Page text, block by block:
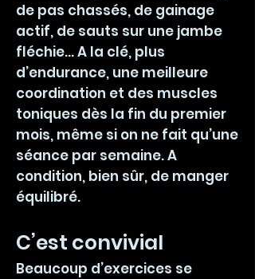
de pas chassés, de gainage
actif, de sauts sur une jambe
fléchie… A la clé, plus
d’endurance, une meilleure
coordination et des muscles
toniques dès la fin du premier
mois, même si on ne fait qu’une
séance par semaine. A
condition, bien sûr, de manger
équilibré.
C’est convivial
Beaucoup d’exercices se